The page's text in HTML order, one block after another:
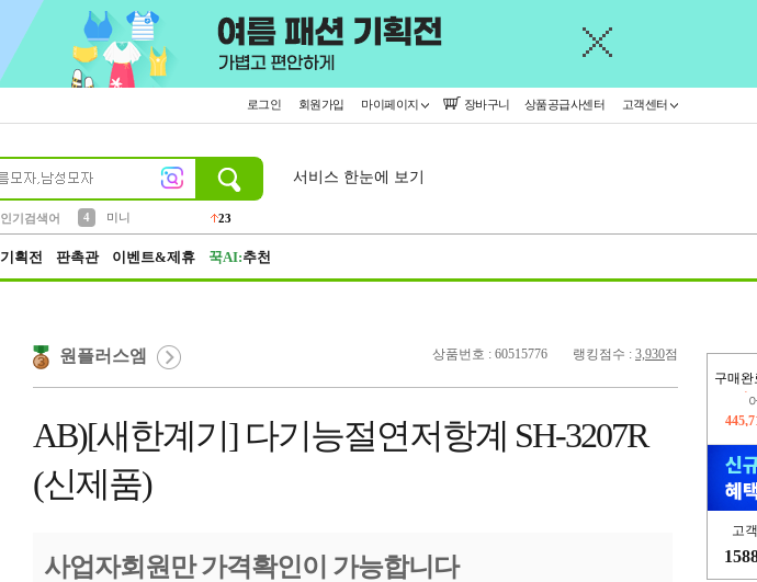
로그인 회원가입 마이페이지 장바구니 상품공급사센터 고객센터
인기검색어
4
미니
23
서비스 한눈에 보기
기획전 판촉관 이벤트&제휴 꾹AI:추천
구매완
고
상품번호 : 60515776 랭킹점수 : 3,930점
원플러스엠
AB)[새한계기] 다기능절연저항계 SH-3207R
(신제품)
사업자회원만 가격확인이 가능합니다